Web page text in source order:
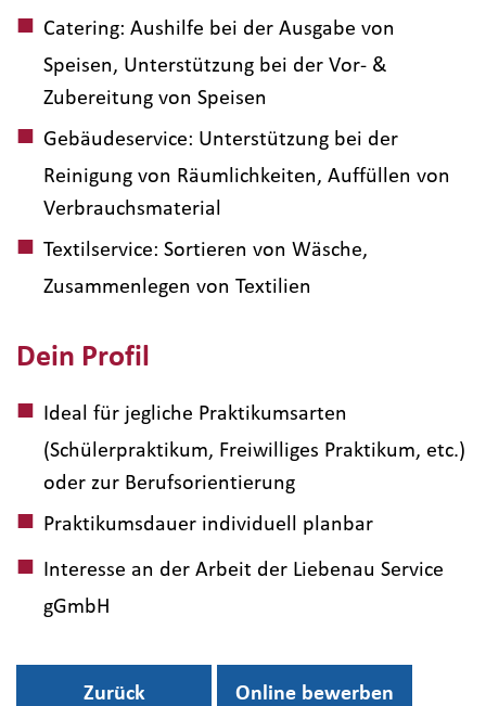
Catering: Aushilfe bei der Ausgabe von
Speisen, Unterstützung bei der Vor- &
Zubereitung von Speisen
Gebäudeservice: Unterstützung bei der
Reinigung von Räumlichkeiten, Auffüllen von
Verbrauchsmaterial
Textilservice: Sortieren von Wäsche,
Zusammenlegen von Textilien
Dein Profil
Ideal für jegliche Praktikumsarten
(Schülerpraktikum, Freiwilliges Praktikum, etc.)
oder zur Berufsorientierung
Praktikumsdauer individuell planbar
Interesse an der Arbeit der Liebenau Service
gGmbH
Zurück Online bewerben